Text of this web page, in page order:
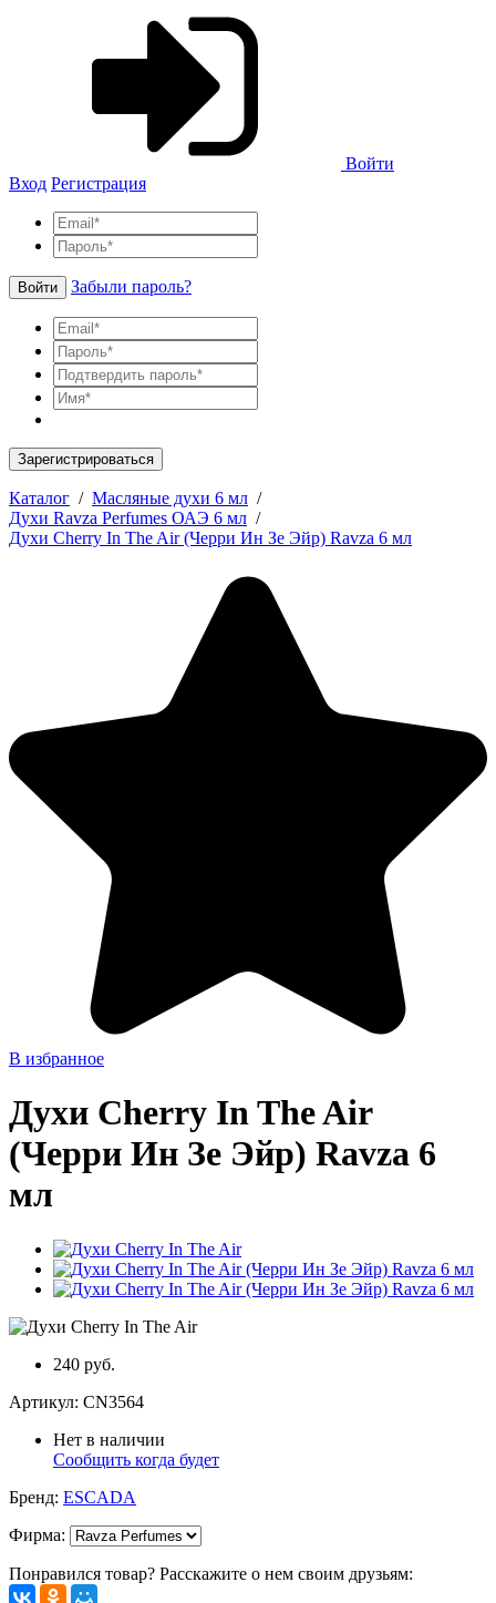
Войти
Вход Регистрация
Войти Забыли пароль?
Зарегистрироваться
Каталог / Масляные духи 6 мл /
Духи Ravza Perfumes ОАЭ 6 мл /
Духи Cherry In The Air (Черри Ин Зе Эйр) Ravza 6 мл
В избранное
Духи Cherry In The Air
(Черри Ин Зе Эйр) Ravza 6
мл
240 руб.
Артикул: CN3564
Нет в наличии
Сообщить когда будет
Бренд: ESCADA
Фирма:
Понравился товар? Расскажите о нем своим друзьям: